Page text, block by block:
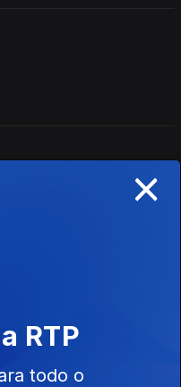
×
RTP
todo o